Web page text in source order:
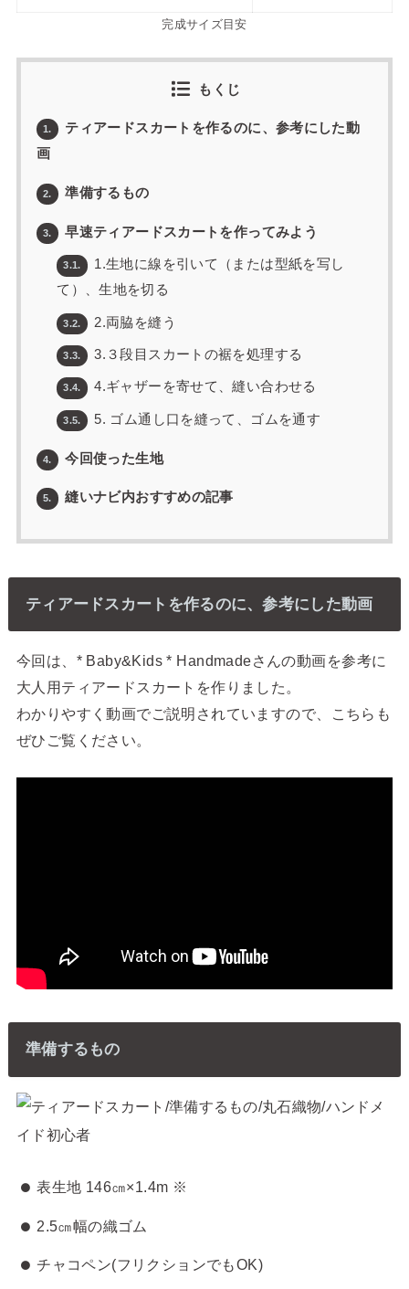
完成サイズ目安
もくじ
1.
ティアードスカートを作るのに、参考にした動
画
2. 準備するもの
3. 早速ティアードスカートを作ってみよう
3.1.
1.生地に線を引いて（または型紙を写し
て）、生地を切る
3.2. 2.両脇を縫う
3.3. 3.３段目スカートの裾を処理する
3.4. 4.ギャザーを寄せて、縫い合わせる
3.5. 5. ゴム通し口を縫って、ゴムを通す
4. 今回使った生地
5. 縫いナビ内おすすめの記事
ティアードスカートを作るのに、参考にした動画
今回は、* Baby&Kids * Handmadeさんの動画を参考に
大人用ティアードスカートを作りました。
わかりやすく動画でご説明されていますので、こちらも
ぜひご覧ください。
準備するもの
表生地 146㎝×1.4m ※
2.5㎝幅の織ゴム
チャコペン(フリクションでもOK)